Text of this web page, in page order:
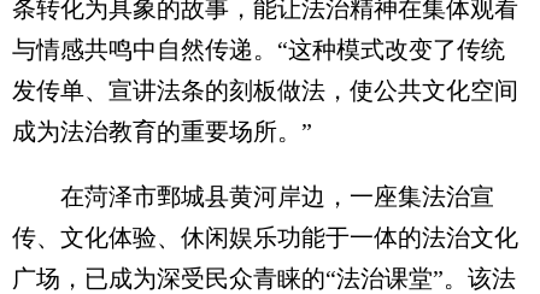
条转化为具象的故事，能让法治精神在集体观看
与情感共鸣中自然传递。“这种模式改变了传统
发传单、宣讲法条的刻板做法，使公共文化空间
成为法治教育的重要场所。”
在菏泽市鄄城县黄河岸边，一座集法治宣
传、文化体验、休闲娱乐功能于一体的法治文化
广场，已成为深受民众青睐的“法治课堂”。该法